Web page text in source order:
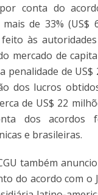
conta do
de 33% (US$
às
mercado de
penalidade de US$
dos lucros
de US$ 22
dos acordos
e brasileiras.
também
do acordo com o